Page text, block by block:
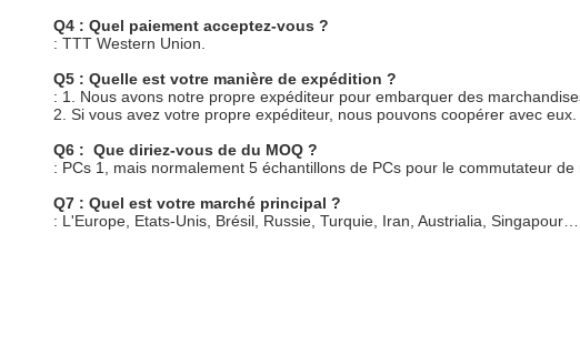
Q4 : Quel paiement acceptez-vous ?
: TTT Western Union.
Q5 : Quelle est votre manière de expédition ?
: 1. Nous avons notre propre expéditeur pour embarquer des
2. Si vous avez votre propre expéditeur, nous pouvons coopérer avec eux.
Q6 : Que diriez-vous de du MOQ ?
: PCs 1, mais normalement 5 échantillons de PCs pour le commutateur
Q7 : Quel est votre marché principal ?
: L'Europe, Etats-Unis, Brésil, Russie, Turquie, Iran, Austrialia, Singapour…